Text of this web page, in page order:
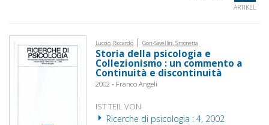
ARTIKEL
Luccio, Riccardo | Gori-Savellini, Simonetta
Storia della psicologia e
Collezionismo : un commento a
Continuità e discontinuità
2002 - Franco Angeli
IST TEIL VON
Ricerche di psicologia : 4, 2002